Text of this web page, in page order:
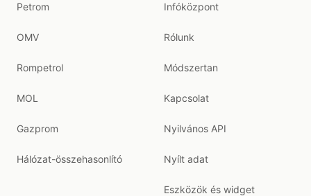
Petrom
OMV
Rompetrol
MOL
Gazprom
Hálózat-összehasonlító
Infóközpont
Rólunk
Módszertan
Kapcsolat
Nyilvános API
Nyílt adat
Eszközök és widget